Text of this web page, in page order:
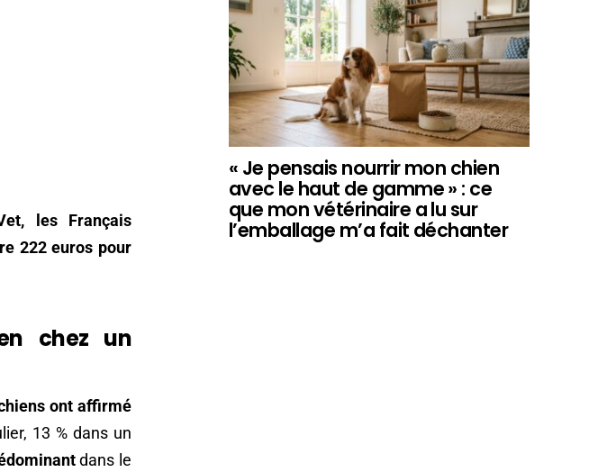
les Français
222 euros pour
chez un
ont affirmé
13 % dans un
dans le
« Je pensais nourrir mon chien
avec le haut de gamme » : ce
que mon vétérinaire a lu sur
l’emballage m’a fait déchanter